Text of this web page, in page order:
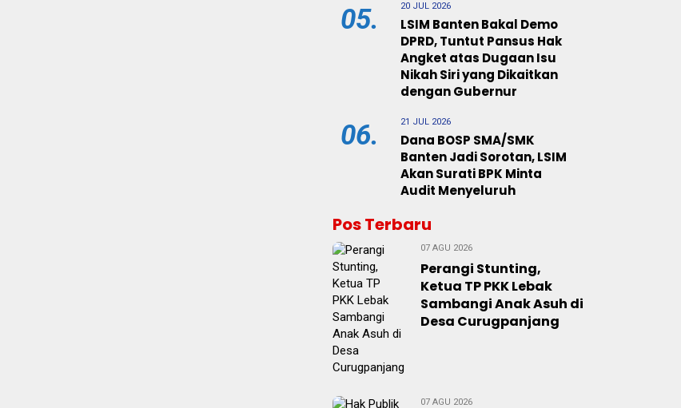
05. 20 JUL 2026
LSIM Banten Bakal Demo
DPRD, Tuntut Pansus Hak
Angket atas Dugaan Isu
Nikah Siri yang Dikaitkan
dengan Gubernur
06. 21 JUL 2026
Dana BOSP SMA/SMK
Banten Jadi Sorotan, LSIM
Akan Surati BPK Minta
Audit Menyeluruh
Pos Terbaru
07 AGU 2026
Perangi Stunting,
Ketua TP PKK Lebak
Sambangi Anak Asuh di
Desa Curugpanjang
07 AGU 2026